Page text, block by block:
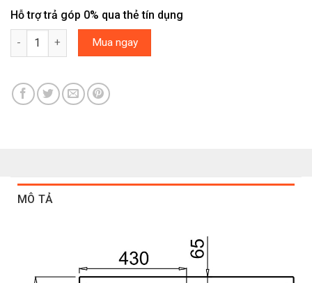
Hỗ trợ trả góp 0% qua thẻ tín dụng
Chậu rửa bát Konox Granite Sink Phoenix 860 White Silver số
Mua ngay
MÔ TẢ